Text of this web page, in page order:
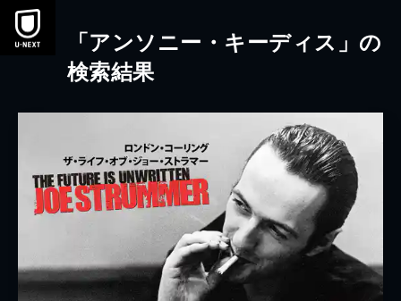
本文へスキップ
「アンソニー・キーディス」の
検索結果